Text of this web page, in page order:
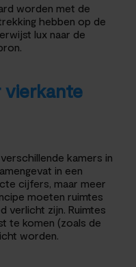
worden met de
hebben op de
lux naar de
vierkante
kamers in
in een
cijfers, maar meer
moeten ruimtes
verlicht zijn. Ruimtes
te komen (zoals de
worden.